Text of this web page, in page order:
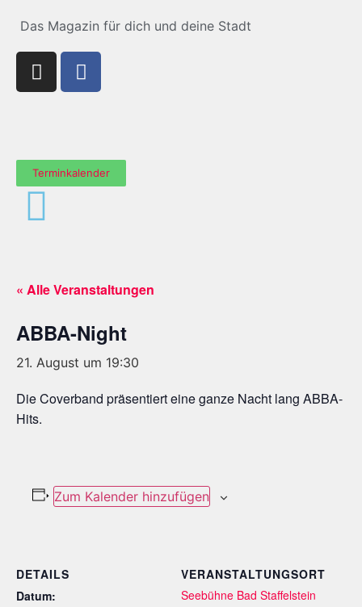
Das Magazin für dich und deine Stadt
Terminkalender
« Alle Veranstaltungen
ABBA-Night
21. August um 19:30
Die Coverband präsentiert eine ganze Nacht lang ABBA-
Hits.
Zum Kalender hinzufügen
DETAILS
Datum:
VERANSTALTUNGSORT
Seebühne Bad Staffelstein